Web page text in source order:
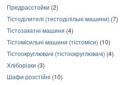
Предрасстойки (2)
Тістоділителі (тестоділільні машини) (7)
Тістозакатні машини (4)
Тістомісильні машини (тістоміси) (10)
Тістоокруглювачі (тістоокруглювачі) (4)
Хліборізки (3)
Шафи розстійні (10)